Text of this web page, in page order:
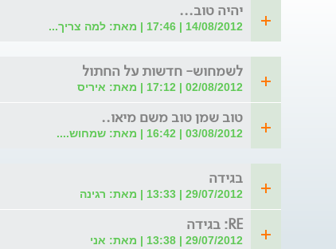
יהיה טוב...
14/08/2012 | 17:46 | מאת: למה צריך...
לשמחוש- חדשות על החתול
02/08/2012 | 17:12 | מאת: איריס
טוב שמן טוב משם מיאו..
03/08/2012 | 16:42 | מאת: שמחוש....
בגידה
29/07/2012 | 13:33 | מאת: רגינה
RE: בגידה
29/07/2012 | 13:38 | מאת: אני